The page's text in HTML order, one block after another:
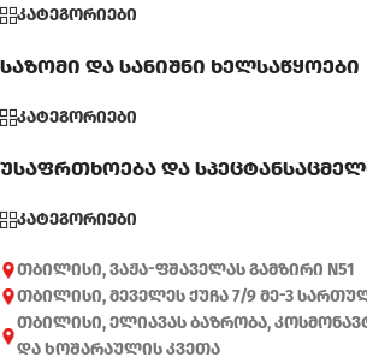
კატეგორიები
საზომი და სანიშნი ხელსაწყოები
კატეგორიები
უსაფრთხოება და
კატეგორიები
თბილისი, ვაჟა-ფშაველას გამზირი N51
თბილისი, მეველეს ქუჩა 7/9 მე-3
თბილისი, ელიავას ბაზრობა,
და ხოშარაულის კვეთა